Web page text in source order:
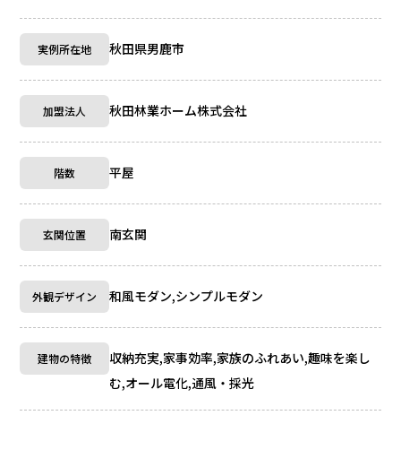
実例所在地 秋田県男鹿市
加盟法人 秋田林業ホーム株式会社
階数 平屋
玄関位置 南玄関
外観デザイン 和風モダン,シンプルモダン
建物の特徴
収納充実,家事効率,家族のふれあい,趣味を楽し
む,オール電化,通風・採光